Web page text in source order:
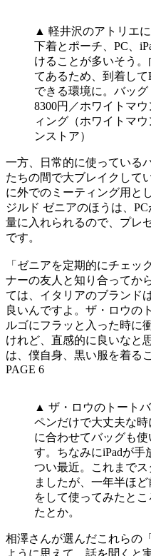
▲ 軽井沢のアトリエ
下着とポーチ、PC、
けることが多いそう
てあるため、到着し
できる環境に。バッ
8300円／ホワイトマ
ィング（ホワイトマ
ンストア）
一方、日常的に使っている
たちの間で大ブレイクして
に外でのミーティング用と
ジルド ゼニアのほうは、
量に入れられるので、プレ
です。
「ゼニアを定期的にチェッ
ナーの友人と知り合ってか
ては、イタリアのブランド
良いんですよ。ザ・ロウの
ルゴにフラッと入った時に
けれど、直感的に良いなと
は、僕自身、黒い服を着る
PAGE 6
▲ ザ・ロウのトート
ペンだけで大丈夫な
に合わせてバッグも
す。ちなみにiPadが
つい最近。これまで
ましたが、一年半ほ
をして使ってみたと
たとか。
相澤さんが選んだこれらの
ように思えて、話を聞くと